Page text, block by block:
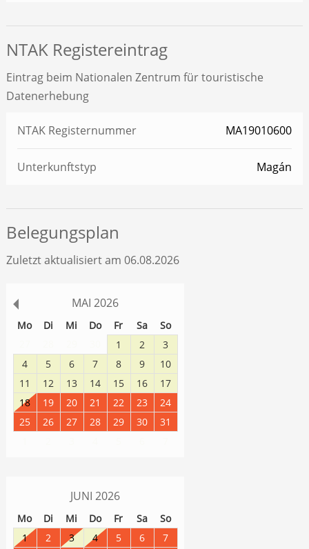
NTAK Registereintrag
Eintrag beim Nationalen Zentrum für touristische
Datenerhebung
NTAK Registernummer MA19010600
Unterkunftstyp Magán
Belegungsplan
Zuletzt aktualisiert am 06.08.2026
MAI 2026
Mo Di Mi Do Fr Sa
So
1 2
3
4
5 6 7 8 9
10
11
12 13 14 15 16
17
18
19 20 21 22 23
24
25
26 27 28 29 30
31
JUNI 2026
Mo Di Mi Do Fr Sa
So
1
2 3 4 5 6
7